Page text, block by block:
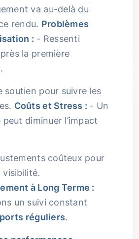
va au-delà du
rendu. Problèmes
: - Ressenti
la première
soutien pour suivre les
Coûts et Stress : - Un
diminuer l’impact
coûteux pour
visibilité.
à Long Terme :
un suivi constant
réguliers.